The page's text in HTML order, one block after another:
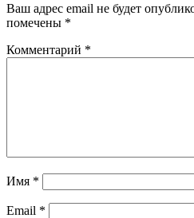
Ваш адрес email не будет
помечены *
Комментарий *
Имя *
Email *